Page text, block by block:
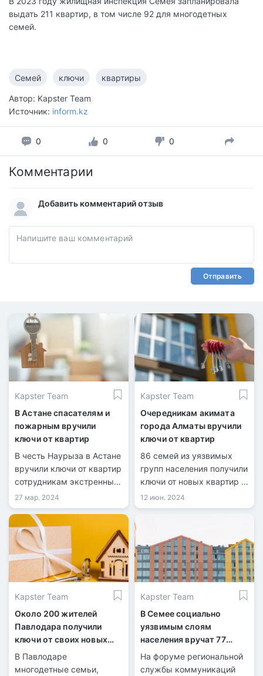
выдать 211 квартир, в том числе 92 для многодетных
семей.
Семей ключи квартиры
Автор: Kapster Team
Источник: inform.kz
0 0 0
Комментарии
Добавить комментарий отзыв
Отправить
Kapster Team
В Астане спасателям и
пожарным вручили
ключи от квартир
В честь Наурыза в Астане
вручили ключи от квартир
сотрудникам экстренных
служб, включая
пожарных, спасателей и
командиров отделений
Службы пожаротушения и
аварийно-спасательных
работ.
27 мар. 2024
Kapster Team
Очередникам акимата
города Алматы вручили
ключи от квартир
86 семей из уязвимых
групп населения получили
ключи от новых квартир в
20 домах ЖК «Медеу
Сити».
12 июн. 2024
Kapster Team
Около 200 жителей
Павлодара получили
ключи от своих новых
квартир
В Павлодаре
многодетные семьи,
Kapster Team
В Семее социально
уязвимым слоям
населения вручат 77
квартир
На форуме региональной
службы коммуникаций